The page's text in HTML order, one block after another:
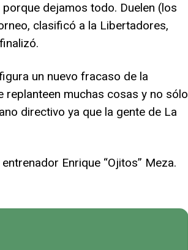
dejamos todo. Duelen (los
clasificó a la Libertadores,
un nuevo fracaso de la
replanteen muchas cosas y no sólo
directivo ya que la gente de La
Enrique “Ojitos” Meza.